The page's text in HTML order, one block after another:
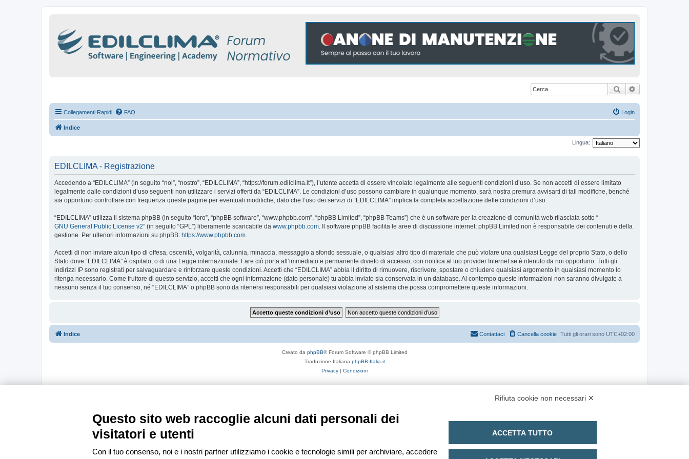
Cerca
Collegamenti Rapidi FAQ Login
Indice
Lingua:
EDILCLIMA - Registrazione
Accedendo a “EDILCLIMA” (in seguito “noi”, “nostro”, “EDILCLIMA”, “https://forum.edilclima.it”), l’utente accetta di essere vincolato legalmente alle seguenti condizioni d’uso. Se non accetti di essere limitato
legalmente dalle condizioni d’uso seguenti non utilizzare i servizi offerti da “EDILCLIMA”. Le condizioni d’uso possono cambiare in qualunque momento, sarà nostra premura avvisarti di tali modifiche, benché
sia opportuno controllare con frequenza queste pagine per eventuali modifiche, dato che l’uso dei servizi di “EDILCLIMA” implica la completa accettazione delle condizioni d’uso.
“EDILCLIMA” utilizza il sistema phpBB (in seguito “loro”, “phpBB software”, “www.phpbb.com”, “phpBB Limited”, “phpBB Teams”) che è un software per la creazione di comunità web rilasciata sotto “
GNU General Public License v2” (in seguito “GPL”) liberamente scaricabile da www.phpbb.com . Il software phpBB facilita le aree di discussione internet; phpBB Limited non è responsabile dei contenuti e della
gestione. Per ulteriori informazioni su phpBB: https://www.phpbb.com
Accetti di non inviare alcun tipo di offesa, oscenità, volgarità, calunnia, minaccia, messaggio a sfondo sessuale, o qualsiasi altro tipo di materiale che può violare una qualsiasi Legge del proprio Stato, o dello
Stato dove “EDILCLIMA” è ospitato, o di una Legge internazionale. Fare ciò porta all’immediato e permanente divieto di accesso, con notifica al tuo provider Internet se è ritenuto da noi opportuno. Tutti gli
indirizzi IP sono registrati per salvaguardare e rinforzare queste condizioni. Accetti che “EDILCLIMA” abbia il diritto di rimuovere, riscrivere, spostare o chiudere qualsiasi argomento in qualsiasi momento lo
ritenga necessario. Come fruitore di questo servizio, accetti che ogni informazione (dato personale) tu abbia inviato sia conservata in un database. Al contempo queste informazioni non saranno divulgate a
nessuno senza il tuo consenso, né “EDILCLIMA” o phpBB sono da ritenersi responsabili per qualsiasi violazione al sistema che possa compromettere queste informazioni.
Indice Tutti gli orari sono UTC+02:00
Cancella cookie
Contattaci
Creato da phpBB® Forum Software © phpBB Limited
Traduzione Italiana phpBB-Italia.it
Privacy | Condizioni
Rifiuta cookie non necessari ✕
Questo sito web raccoglie alcuni dati personali dei
visitatori e utenti
Con il tuo consenso, noi e i nostri partner utilizziamo i cookie e tecnologie simili per archiviare, accedere
ACCETTA TUTTO